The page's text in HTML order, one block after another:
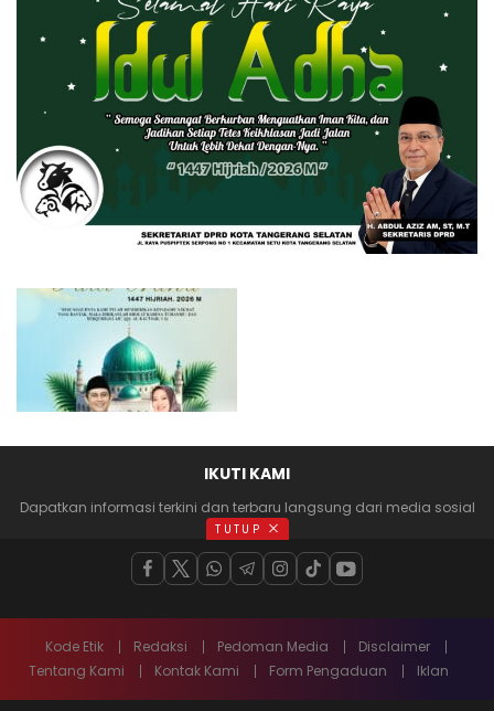
IKUTI KAMI
Dapatkan informasi terkini dan terbaru langsung dari media sosial
anda
Kode Etik Redaksi Pedoman Media
Disclaimer
Tentang Kami
Kontak Kami Form Pengaduan Iklan
TUTUP